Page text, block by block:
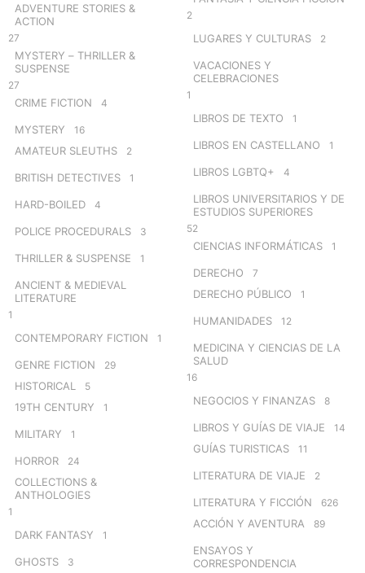
ADVENTURE STORIES &
ACTION
27
MYSTERY – THRILLER &
SUSPENSE
27
CRIME FICTION 4
MYSTERY 16
AMATEUR SLEUTHS 2
BRITISH DETECTIVES 1
HARD-BOILED 4
POLICE PROCEDURALS 3
THRILLER & SUSPENSE 1
ANCIENT & MEDIEVAL
LITERATURE
1
CONTEMPORARY FICTION 1
GENRE FICTION 29
HISTORICAL 5
19TH CENTURY 1
MILITARY 1
HORROR 24
COLLECTIONS &
ANTHOLOGIES
1
DARK FANTASY 1
GHOSTS 3
2
LUGARES Y CULTURAS 2
VACACIONES Y
CELEBRACIONES
1
LIBROS DE TEXTO 1
LIBROS EN CASTELLANO 1
LIBROS LGBTQ+ 4
LIBROS UNIVERSITARIOS Y DE
ESTUDIOS SUPERIORES
52
CIENCIAS INFORMÁTICAS 1
DERECHO 7
DERECHO PÚBLICO 1
HUMANIDADES 12
MEDICINA Y CIENCIAS DE LA
SALUD
16
NEGOCIOS Y FINANZAS 8
LIBROS Y GUÍAS DE VIAJE 14
GUÍAS TURISTICAS 11
LITERATURA DE VIAJE 2
LITERATURA Y FICCIÓN 626
ACCIÓN Y AVENTURA 89
ENSAYOS Y
CORRESPONDENCIA